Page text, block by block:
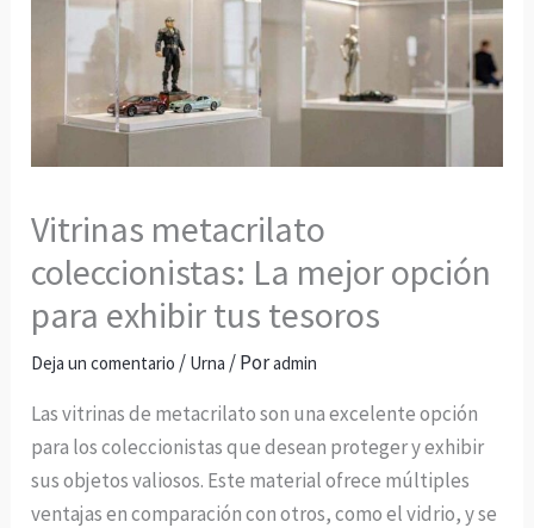
Vitrinas metacrilato
coleccionistas: La mejor opción
para exhibir tus tesoros
Deja un comentario / Urna / Poradmin
Las vitrinas de metacrilato son una excelente opción
para los coleccionistas que desean proteger y exhibir
sus objetos valiosos. Este material ofrece múltiples
ventajas en comparación con otros, como el vidrio, y se